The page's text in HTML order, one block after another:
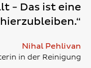
- Das ist eine
Nihal Pehlivan
in der Reinigung